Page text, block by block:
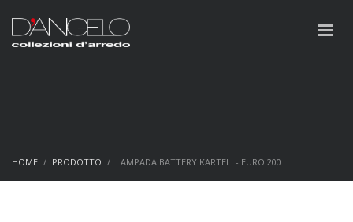
HOME PRODOTTO LAMPADA BATTERY KARTELL- EURO 200